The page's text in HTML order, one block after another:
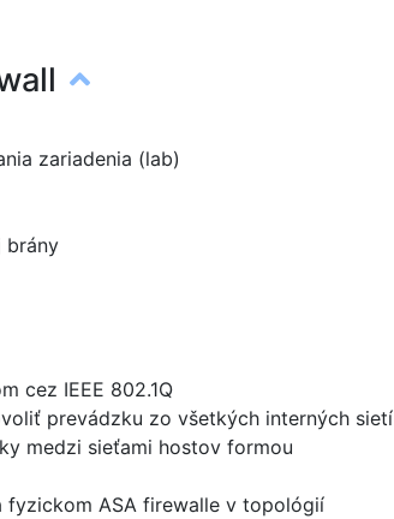
zariadenia (lab)
brány
cez IEEE 802.1Q
prevádzku zo všetkých interných sietí
medzi sieťami hostov formou
fyzickom ASA firewalle v topológií